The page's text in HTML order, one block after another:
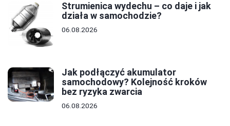
Strumienica wydechu – co daje i jak
działa w samochodzie?
06.08.2026
Jak podłączyć akumulator
samochodowy? Kolejność kroków
bez ryzyka zwarcia
06.08.2026